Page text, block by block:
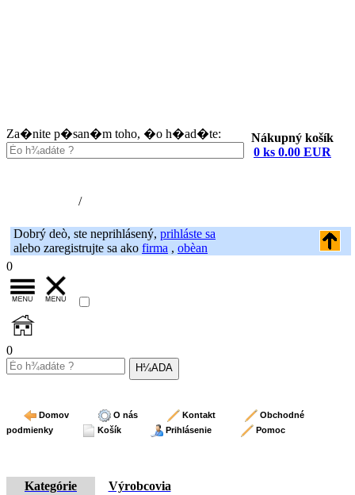
Za�nite p�san�m toho, �o h�ad�te:
Nákupný košík
0 ks 0.00 EUR
/
Dobrý deò, ste neprihlásený, prihláste sa
alebo zaregistrujte sa ako firma , obèan
0
0
Domov O nás Kontakt
Obchodné
podmienky
Košík Prihlásenie Pomoc
Kategórie
Výrobcovia